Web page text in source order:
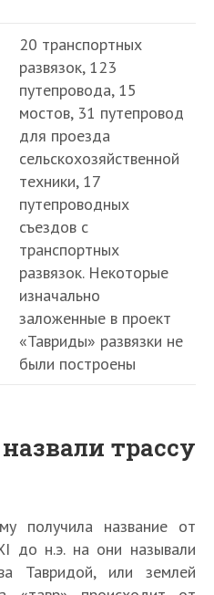
20 транспортных
развязок, 123
путепровода, 15
мостов, 31 путепровод
для проезда
сельскохозяйственной
техники, 17
путепроводных
съездов с
транспортных
развязок. Некоторые
изначально
заложенные в проект
«Тавриды» развязки не
были построены
трассу
получила название от
до н.э. на они называли
Тавридой, или землей